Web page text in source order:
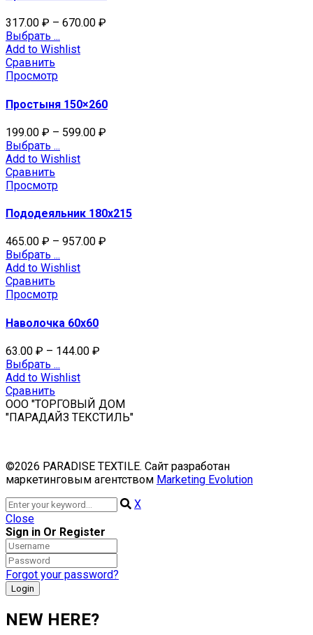
317.00 ₽ – 670.00 ₽
Выбрать ...
Add to Wishlist
Сравнить
Просмотр
Простыня 150×260
199.00 ₽ – 599.00 ₽
Выбрать ...
Add to Wishlist
Сравнить
Просмотр
Пододеяльник 180х215
465.00 ₽ – 957.00 ₽
Выбрать ...
Add to Wishlist
Сравнить
Просмотр
Наволочка 60х60
63.00 ₽ – 144.00 ₽
Выбрать ...
Add to Wishlist
Сравнить
ООО "ТОРГОВЫЙ ДОМ
"ПАРАДАЙЗ ТЕКСТИЛЬ"
©2026 PARADISE TEXTILE. Сайт разработан
маркетинговым агентством Marketing Evolution
X
Close
Sign in Or Register
Forgot your password?
NEW HERE?